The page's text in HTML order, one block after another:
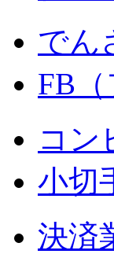
でん
FB
コン
小切
決済